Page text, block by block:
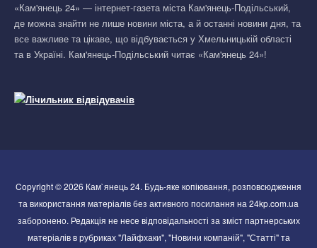
«Кам'янець 24» — інтернет-газета міста Кам'янець-Подільський,
де можна знайти не лише новини міста, а й останні новини дня, та
все важливе та цікаве, що відбувається у Хмельницькій області
та в Україні. Кам'янець-Подільський читає «Кам'янець 24»!
Copyright © 2026 Кам`янець 24. Будь-яке копіювання, розповсюдження
та використання матеріалів без активного посилання на 24kp.com.ua
заборонено. Редакція не несе відповідальності за зміст партнерських
матеріалів в рубриках "Лайфхаки", "Новини компаній", "Статті" та